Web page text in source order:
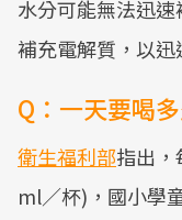
水分可能無法迅
補充電解質，以迅
Q：一天要喝
衛生福利部指出
ml／杯)，國小學